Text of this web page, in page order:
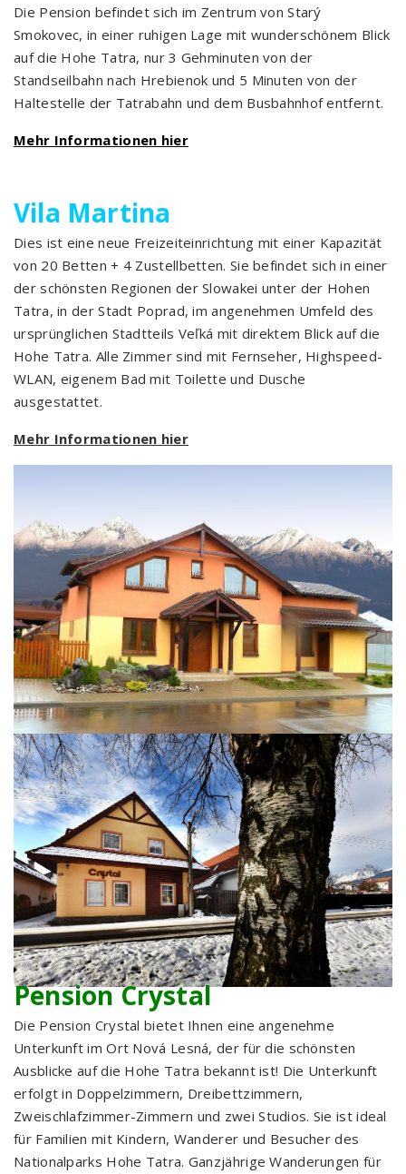
Die Pension befindet sich im Zentrum von Starý
Smokovec, in einer ruhigen Lage mit wunderschönem Blick
auf die Hohe Tatra, nur 3 Gehminuten von der
Standseilbahn nach Hrebienok und 5 Minuten von der
Haltestelle der Tatrabahn und dem Busbahnhof entfernt.
Mehr Informationen hier
Vila Martina
Dies ist eine neue Freizeiteinrichtung mit einer Kapazität
von 20 Betten + 4 Zustellbetten. Sie befindet sich in einer
der schönsten Regionen der Slowakei unter der Hohen
Tatra, in der Stadt Poprad, im angenehmen Umfeld des
ursprünglichen Stadtteils Veľká mit direktem Blick auf die
Hohe Tatra. Alle Zimmer sind mit Fernseher, Highspeed-
WLAN, eigenem Bad mit Toilette und Dusche
ausgestattet.
Mehr Informationen hier
Pension Crystal
Die Pension Crystal bietet Ihnen eine angenehme
Unterkunft im Ort Nová Lesná, der für die schönsten
Ausblicke auf die Hohe Tatra bekannt ist! Die Unterkunft
erfolgt in Doppelzimmern, Dreibettzimmern,
Zweischlafzimmer-Zimmern und zwei Studios. Sie ist ideal
für Familien mit Kindern, Wanderer und Besucher des
Nationalparks Hohe Tatra. Ganzjährige Wanderungen für